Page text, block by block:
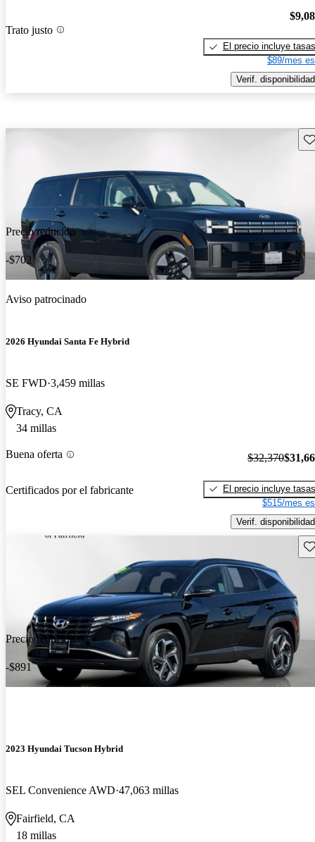
Trato justo
El precio incluye tasas
$89/mes
Verif. disponibilidad
Precio reducido
-$702
Aviso patrocinado
2026 Hyundai Santa Fe Hybrid
SE FWD 3,459 millas
Tracy, CA
34 millas
Buena oferta
Certificados por el fabricante
$32,370
El precio incluye tasas
$515/mes
Verif. disponibilidad
Precio reducido
-$891
2023 Hyundai Tucson Hybrid
SEL Convenience AWD 47,063 millas
Fairfield, CA
18 millas